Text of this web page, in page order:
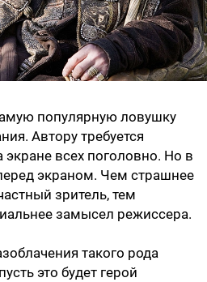
популярную ловушку
Автору требуется
экране всех поголовно. Но в
экраном. Чем страшнее
зритель, тем
замысел режиссера.
такого рода
это будет герой